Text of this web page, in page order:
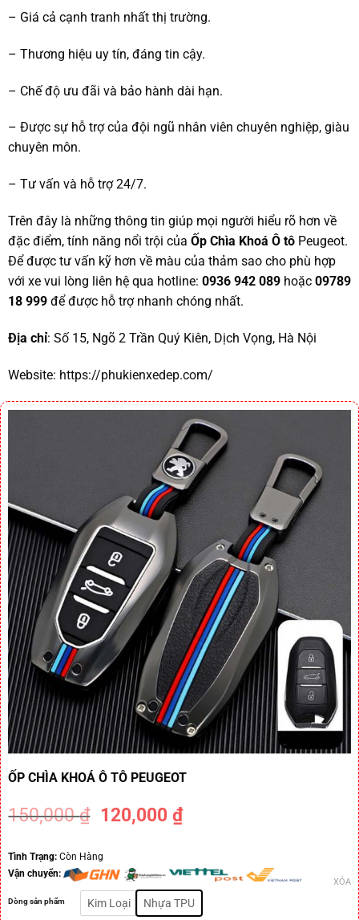
– Giá cả cạnh tranh nhất thị trường.
– Thương hiệu uy tín, đáng tin cậy.
– Chế độ ưu đãi và bảo hành dài hạn.
– Được sự hỗ trợ của đội ngũ nhân viên chuyên nghiệp, giàu
chuyên môn.
– Tư vấn và hỗ trợ 24/7.
Trên đây là những thông tin giúp mọi người hiểu rõ hơn về
đặc điểm, tính năng nổi trội của Ốp Chìa Khoá Ô tôPeugeot.
Để được tư vấn kỹ hơn về màu của thảm sao cho phù hợp
với xe vui lòng liên hệ qua hotline: 0936 942 089hoặc 09789
18 999để được hỗ trợ nhanh chóng nhất.
Địa chỉ: Số 15, Ngõ 2 Trần Quý Kiên, Dịch Vọng, Hà Nội
Website: https://phukienxedep.com/
ỐP CHÌA KHOÁ Ô TÔ PEUGEOT
150,000₫ 120,000₫
Tình Trạng:Còn Hàng
Vận chuyển:
Dòng sản phẩm Kim Loại Nhựa TPU
XÓA